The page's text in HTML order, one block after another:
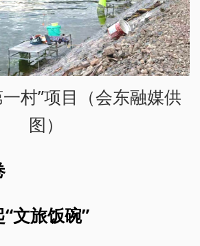
村”项目（会东融媒供
图）
文旅饭碗”